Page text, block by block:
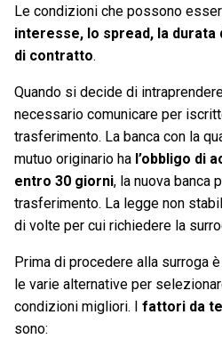
Le condizioni che possono
interesse, lo spread, la durata
di contratto.
Quando si decide di
necessario comunicare per
trasferimento. La banca con la
mutuo originario ha l’obbligo di
entro 30 giorni, la nuova banca
trasferimento. La legge non
di volte per cui richiedere la
Prima di procedere alla surroga
le varie alternative per
condizioni migliori. I fattori da
sono: